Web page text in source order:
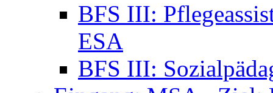
BFS III:
ESA
BFS III: